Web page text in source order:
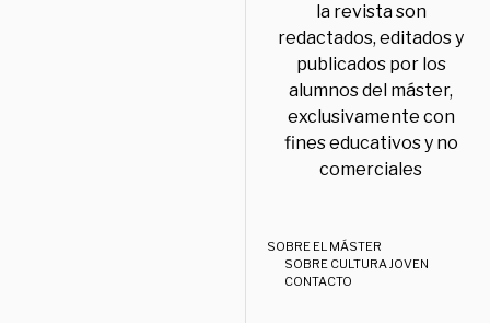
la revista son
redactados, editados y
publicados por los
alumnos del máster,
exclusivamente con
fines educativos y no
comerciales
SOBRE EL MÁSTER
SOBRE CULTURA JOVEN
CONTACTO